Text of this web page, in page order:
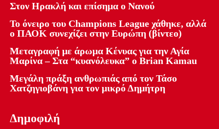
Στον Ηρακλή και επίσημα ο Νανού
Το όνειρο του Champions League χάθηκε, αλλά
ο ΠΑΟΚ συνεχίζει στην Ευρώπη (βίντεο)
Μεταγραφή με άρωμα Κένυας για την Αγία
Μαρίνα – Στα “κυανόλευκα” ο Brian Kamau
Μεγάλη πράξη ανθρωπιάς από τον Τάσο
Χατζηγιοβάνη για τον μικρό Δημήτρη
Δημοφιλή